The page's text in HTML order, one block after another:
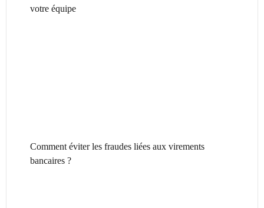
votre équipe
Comment éviter les fraudes liées aux virements
bancaires ?